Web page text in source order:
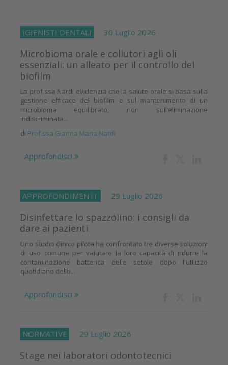
IGIENISTI DENTALI 30 Luglio 2026
Microbioma orale e collutori agli oli
essenziali: un alleato per il controllo del
biofilm
La prof.ssa Nardi evidenzia che la salute orale si basa sulla
gestione efficace del biofilm e sul mantenimento di un
microbioma equilibrato, non sull’eliminazione
indiscriminata...
di Prof.ssa Gianna Maria Nardi
Approfondisci
APPROFONDIMENTI 29 Luglio 2026
Disinfettare lo spazzolino: i consigli da
dare ai pazienti
Uno studio clinico pilota ha confrontato tre diverse soluzioni
di uso comune per valutare la loro capacità di ridurre la
contaminazione batterica delle setole dopo l'utilizzo
quotidiano dello...
Approfondisci
NORMATIVE 29 Luglio 2026
Stage nei laboratori odontotecnici